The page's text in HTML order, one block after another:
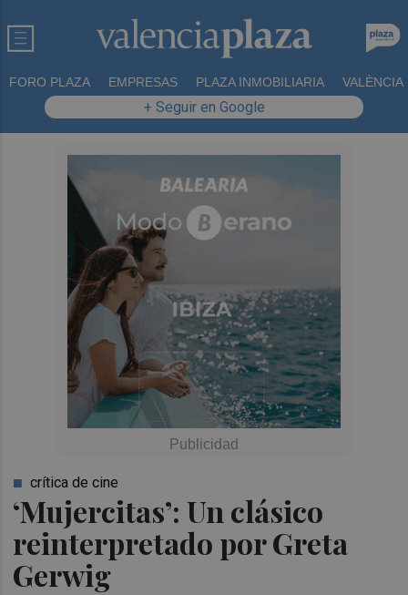
FORO PLAZA EMPRESAS PLAZA INMOBILIARIA VALÈNCIA
+ Seguir en Google
‘Mujercitas’: Un clásico
reinterpretado por Greta
Gerwig
crítica de cine